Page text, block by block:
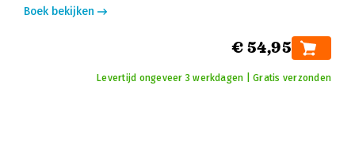
Boek bekijken
€ 54,95
Levertijd ongeveer 3 werkdagen | Gratis verzonden